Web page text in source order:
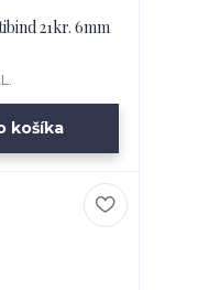
21kr. 6mm
košíka